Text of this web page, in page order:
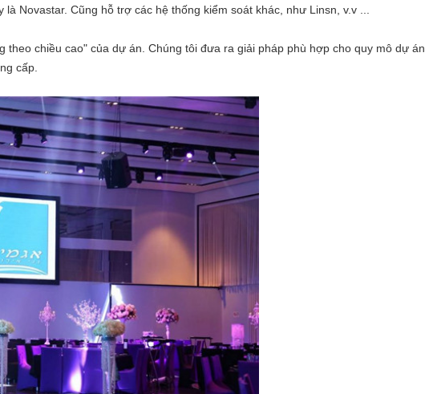
là Novastar. Cũng hỗ trợ các hệ thống kiểm soát khác, như Linsn, v.v ...
theo chiều cao" của dự án. Chúng tôi đưa ra giải pháp phù hợp cho quy mô dự án.
cấp.